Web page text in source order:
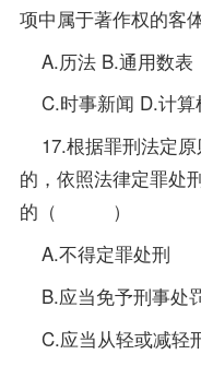
项中属于著作权的
A.历法 B.通用数表
C.时事新闻 D.计算
17.根据罪刑法定原
的，依照法律定罪处
的（ ）
A.不得定罪处刑
B.应当免予刑事处
C.应当从轻或减轻